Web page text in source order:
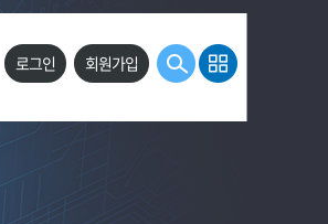
로그인 회원가입